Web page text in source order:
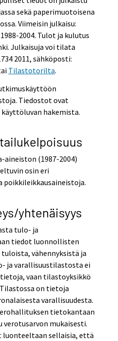
sekä paperimuotoisena
Viimeisin julkaisu:
2004. Tulot ja kulutus
Julkaisuja voi tilata
2011, sähköposti:
Tilastotorilta.
Tiedostot ovat
hakemista.
aineiston (1987-2004)
osin eri
poikkileikkausaineistoja.
yhtenäisyys
tulo- ja
tiedot luonnollisten
vähennyksistä ja
ja varallisuustilastosta ei
vaan tilastoyksikkö
on tietoja
varallisuudesta.
tietokantaan
verotusarvon mukaisesti.
luonteeltaan sellaisia, että